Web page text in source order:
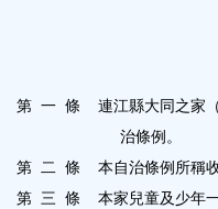
鈕
區
第 一 條
連江縣大同之家
治條例。
第 二 條
本自治條例所稱
第 三 條
本家兒童及少年